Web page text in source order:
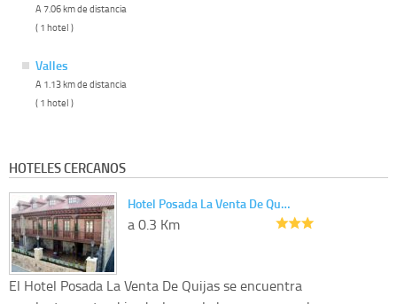
A 7.06 km de distancia
( 1 hotel )
Valles
A 1.13 km de distancia
( 1 hotel )
HOTELES CERCANOS
Hotel Posada La Venta De Qu…
a 0.3 Km
El Hotel Posada La Venta De Quijas se encuentra